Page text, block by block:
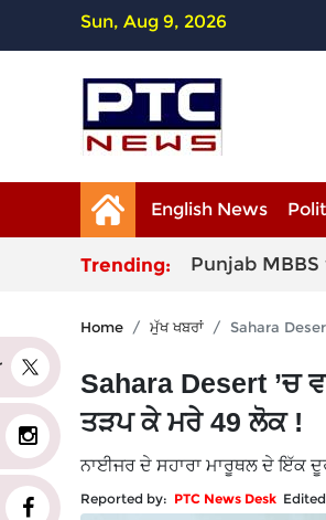
Sun, Aug 9, 2026
English News
Trending: Punjab
Home ਮੁੱਖ ਖਬਰਾਂ Sahara
Sahara Desert ’ਚ
ਤੜਪ ਕੇ ਮਰੇ 49 ਲੋਕ !
ਨਾਈਜਰ ਦੇ ਸਹਾਰਾ ਮਾਰੂਥਲ ਦੇ ਇੱਕ
Reported by: PTC News Desk